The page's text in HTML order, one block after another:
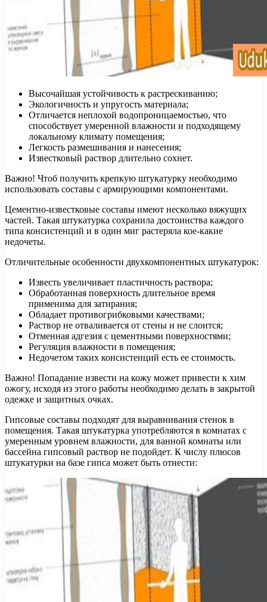
Высочайшая устойчивость к растрескиванию;
Экологичность и упругость материала;
Отличается неплохой водопроницаемостью, что
способствует умеренной влажности и подходящему
локальному климату помещения;
Легкость размешивания и нанесения;
Известковый раствор длительно сохнет.
Важно! Чтоб получить крепкую штукатурку необходимо
использовать составы с армирующими компонентами.
Цементно-известковые составы имеют несколько вяжущих
частей. Такая штукатурка сохранила достоинства каждого
типа консистенций и в один миг растеряла кое-какие
недочеты.
Отличительные особенности двухкомпонентных штукатурок:
Известь увеличивает пластичность раствора;
Обработанная поверхность длительное время
применима для затирания;
Обладает противогрибковыми качествами;
Раствор не отваливается от стены и не слоится;
Отменная адгезия с цементными поверхностями;
Регуляция влажности в помещения;
Недочетом таких консистенций есть ее стоимость.
Важно! Попадание извести на кожу может привести к хим
ожогу, исходя из этого работы необходимо делать в закрытой
одежке и защитных очках.
Гипсовые составы подходят для выравнивания стенок в
помещения. Такая штукатурка употребляются в комнатах с
умеренным уровнем влажности, для ванной комнаты или
бассейна гипсовый раствор не подойдет. К числу плюсов
штукатурки на базе гипса может быть отнести: